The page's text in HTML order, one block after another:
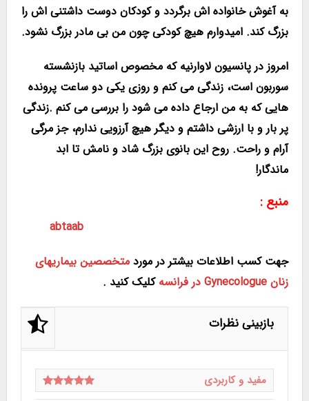
به آغوش خانواده اش برگردد و کودکان دوست داشتنی اش را
بزرگ کند. امیدوارم هیچ کودکی چون من بی مادر بزرگ نشود.
امروز در پانسیون لاوارنیه که مخصوص اساتید بازنشسته
سوربون است، زندگی می کنم و روزی یکی دو ساعت پرونده
هایی که به من ارجاع داده می شود را بررسی می کنم .زندگی
پر بار و با ارزشی داشتم و دیگر هیچ آرزویی ندارم، جز مرگی
آرام و راحت. روح این بانوی بزرگ شاد و نامش تا ابد
ماندگار!
منبع :
abtaab
جهت کسب اطلاعات بیشتر در مورد متخصصین بیماریهای
زنان Gynecologue در فرانسه
کلیک کنید .
بازبینی نظرات
مفید و کاربردی